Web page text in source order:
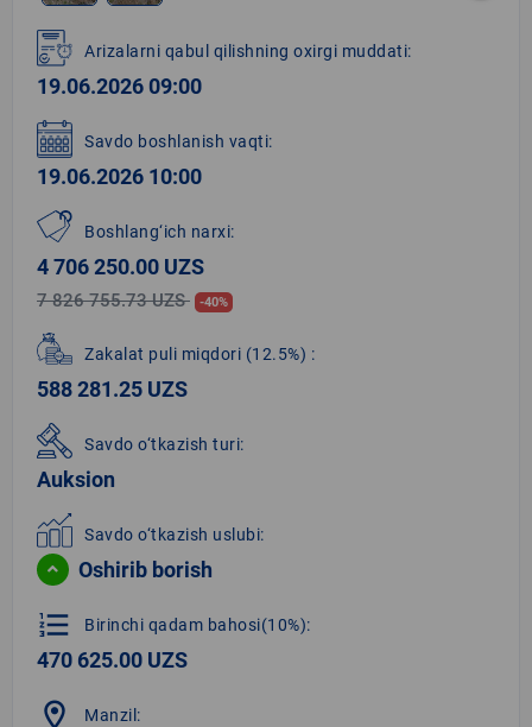
1
of
2
Arizalarni qabul qilishning oxirgi muddati:
19.06.2026 09:00
Savdo boshlanish vaqti:
19.06.2026 10:00
Boshlang‘ich narxi:
4 706 250.00 UZS
7 826 755.73 UZS -40%
Zakalat puli miqdori (12.5%) :
588 281.25 UZS
Savdo o‘tkazish turi:
Auksion
Savdo o‘tkazish uslubi:
Oshirib borish
format_list_numbered Birinchi qadam bahosi(10%):
470 625.00 UZS
location_on Manzil: